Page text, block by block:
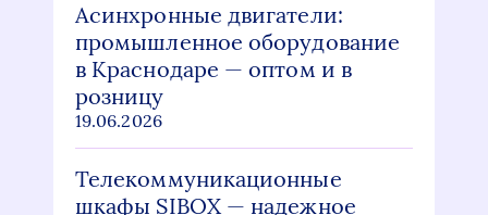
Асинхронные двигатели:
промышленное оборудование
в Краснодаре — оптом и в
розницу
19.06.2026
Телекоммуникационные
шкафы SIBOX — надежное